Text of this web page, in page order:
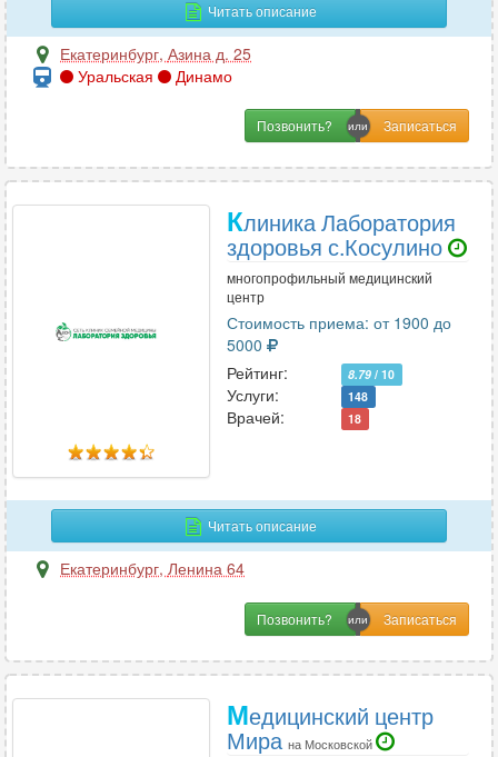
Челюстно-лицевая хирургия 12
2
Эндокринология 56
Эндоскопия
2
Читать описание
Екатеринбург, Азина д. 25
Уральская
Динамо
Позвонить?
Клиника Лаборатория
здоровья с.Косулино
многопрофильный медицинский
центр
Стоимость приема: от 1900 до
5000
Рейтинг:
8.79 / 10
Услуги: 148
Врачей: 18
Читать описание
Екатеринбург, Ленина 64
Позвонить?
Медицинский центр
Мира на Московской